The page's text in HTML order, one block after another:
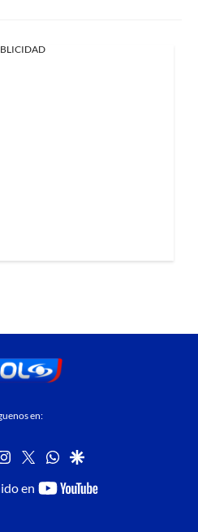
en:
instagram
twitterwhatsapp
google
en
youtube-